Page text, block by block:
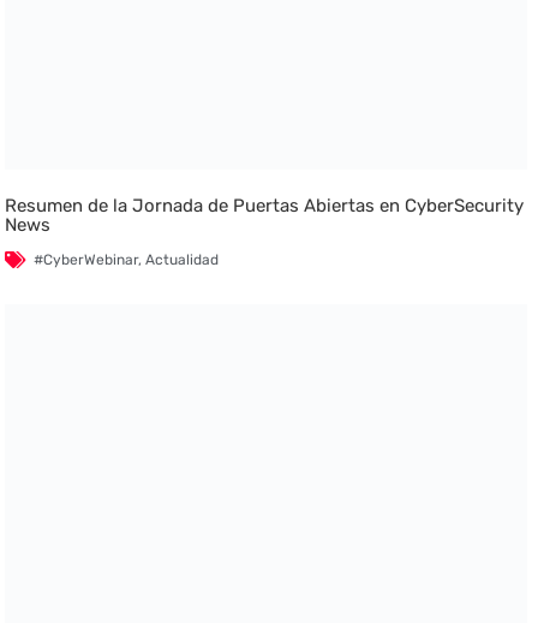
Resumen de la Jornada de Puertas Abiertas en CyberSecurity
News
#CyberWebinar,Actualidad